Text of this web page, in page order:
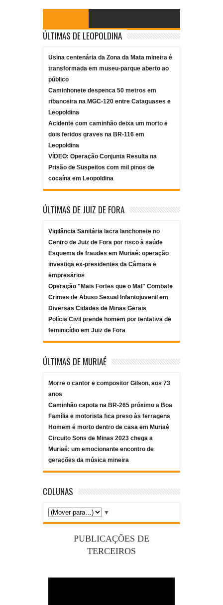
ÚLTIMAS DE LEOPOLDINA
Usina centenária da Zona da Mata mineira é
transformada em museu-parque aberto ao
público
Caminhonete despenca 50 metros em
ribanceira na MGC-120 entre Cataguases e
Leopoldina
Acidente com caminhão deixa um morto e
dois feridos graves na BR-116 em
Leopoldina
VÍDEO: Operação Conjunta Resulta na
Prisão de Suspeitos com mil pinos de
cocaína em Leopoldina
ÚLTIMAS DE JUIZ DE FORA
Vigilância Sanitária lacra lanchonete no
Centro de Juiz de Fora por risco à saúde
Esquema de fraudes em Muriaé: operação
investiga ex-presidentes da Câmara e
empresários
Operação "Mais Fortes que o Mal" Combate
Crimes de Abuso Sexual Infantojuvenil em
Diversas Cidades de Minas Gerais
Polícia Civil prende homem por tentativa de
feminicídio em Juiz de Fora
ÚLTIMAS DE MURIAÉ
Morre o cantor e compositor Gilson, aos 73
anos
Caminhão capota na BR-265 próximo a Boa
Família e motorista fica preso às ferragens
Homem é morto dentro de casa em Muriaé
Circuito Sons de Minas 2023 chega a
Muriaé: um emocionante encontro de
gerações da música mineira
COLUNAS
▼
PUBLICAÇÕES DE
TERCEIROS